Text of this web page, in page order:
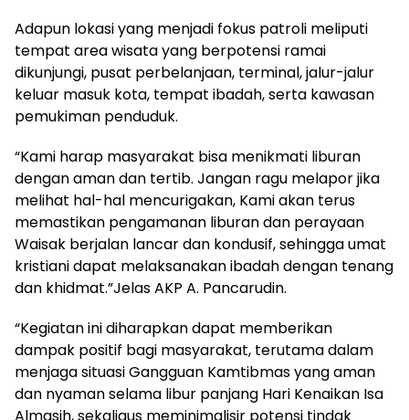
Adapun lokasi yang menjadi fokus patroli meliputi
tempat area wisata yang berpotensi ramai
dikunjungi, pusat perbelanjaan, terminal, jalur-jalur
keluar masuk kota, tempat ibadah, serta kawasan
pemukiman penduduk.
“Kami harap masyarakat bisa menikmati liburan
dengan aman dan tertib. Jangan ragu melapor jika
melihat hal-hal mencurigakan, Kami akan terus
memastikan pengamanan liburan dan perayaan
Waisak berjalan lancar dan kondusif, sehingga umat
kristiani dapat melaksanakan ibadah dengan tenang
dan khidmat.”Jelas AKP A. Pancarudin.
“Kegiatan ini diharapkan dapat memberikan
dampak positif bagi masyarakat, terutama dalam
menjaga situasi Gangguan Kamtibmas yang aman
dan nyaman selama libur panjang Hari Kenaikan Isa